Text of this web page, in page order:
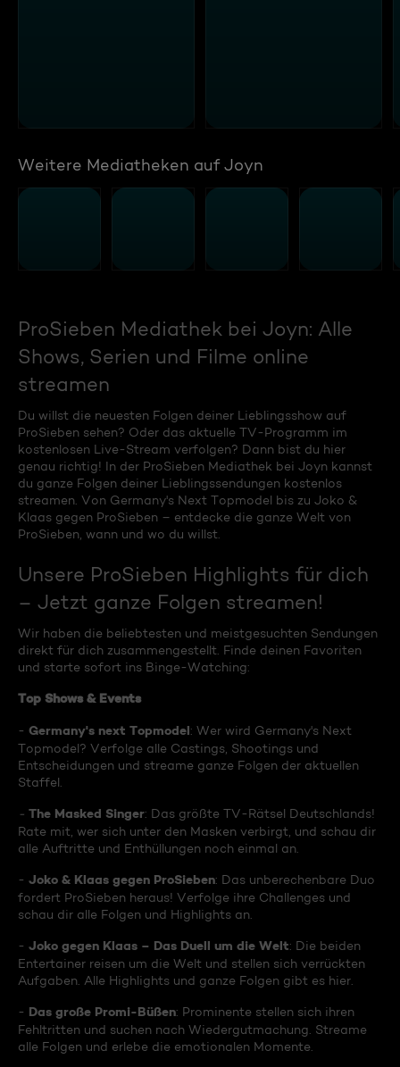
Weitere Mediatheken auf Joyn
ProSieben Mediathek bei Joyn: Alle
Shows, Serien und Filme online
streamen
Du willst die neuesten Folgen deiner Lieblingsshow auf
ProSieben sehen? Oder das aktuelle TV-Programm im
kostenlosen Live-Stream verfolgen? Dann bist du hier
genau richtig! In der ProSieben Mediathek bei Joyn kannst
du ganze Folgen deiner Lieblingssendungen kostenlos
streamen. Von Germany's Next Topmodel bis zu Joko &
Klaas gegen ProSieben – entdecke die ganze Welt von
ProSieben, wann und wo du willst.
Unsere ProSieben Highlights für dich
– Jetzt ganze Folgen streamen!
Wir haben die beliebtesten und meistgesuchten Sendungen
direkt für dich zusammengestellt. Finde deinen Favoriten
und starte sofort ins Binge-Watching:
Top Shows & Events
- Germany's next Topmodel: Wer wird Germany's Next
Topmodel? Verfolge alle Castings, Shootings und
Entscheidungen und streame ganze Folgen der aktuellen
Staffel.
- The Masked Singer: Das größte TV-Rätsel Deutschlands!
Rate mit, wer sich unter den Masken verbirgt, und schau dir
alle Auftritte und Enthüllungen noch einmal an.
- Joko & Klaas gegen ProSieben: Das unberechenbare Duo
fordert ProSieben heraus! Verfolge ihre Challenges und
schau dir alle Folgen und Highlights an.
- Joko gegen Klaas – Das Duell um die Welt: Die beiden
Entertainer reisen um die Welt und stellen sich verrückten
Aufgaben. Alle Highlights und ganze Folgen gibt es hier.
- Das große Promi-Büßen: Prominente stellen sich ihren
Fehltritten und suchen nach Wiedergutmachung. Streame
alle Folgen und erlebe die emotionalen Momente.